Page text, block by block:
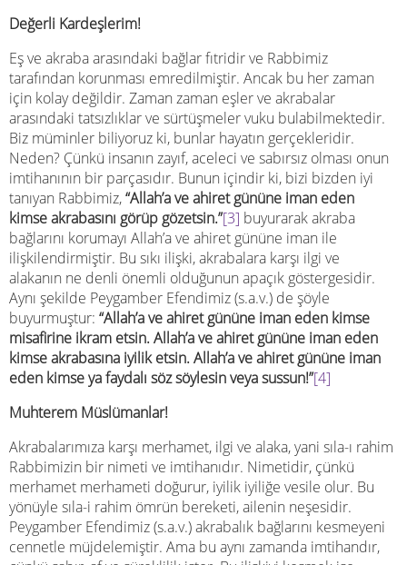
Değerli Kardeşlerim!
Eş ve akraba arasındaki bağlar fıtridir ve Rabbimiz
tarafından korunması emredilmiştir. Ancak bu her zaman
için kolay değildir. Zaman zaman eşler ve akrabalar
arasındaki tatsızlıklar ve sürtüşmeler vuku bulabilmektedir.
Biz müminler biliyoruz ki, bunlar hayatın gerçekleridir.
Neden? Çünkü insanın zayıf, aceleci ve sabırsız olması onun
imtihanının bir parçasıdır. Bunun içindir ki, bizi bizden iyi
tanıyan Rabbimiz,“Allah’a ve ahiret gününe iman eden
kimse akrabasını görüp gözetsin.”[3] buyurarak akraba
bağlarını korumayı Allah’a ve ahiret gününe iman ile
ilişkilendirmiştir. Bu sıkı ilişki, akrabalara karşı ilgi ve
alakanın ne denli önemli olduğunun apaçık göstergesidir.
Aynı şekilde Peygamber Efendimiz (s.a.v.) de şöyle
buyurmuştur: “Allah’a ve ahiret gününe iman eden kimse
misafirine ikram etsin. Allah’a ve ahiret gününe iman eden
kimse akrabasına iyilik etsin. Allah’a ve ahiret gününe iman
eden kimse ya faydalı söz söylesin veya sussun!”[4]
Muhterem Müslümanlar!
Akrabalarımıza karşı merhamet, ilgi ve alaka, yani sıla-ı rahim
Rabbimizin bir nimeti ve imtihanıdır. Nimetidir, çünkü
merhamet merhameti doğurur, iyilik iyiliğe vesile olur. Bu
yönüyle sıla-i rahim ömrün bereketi, ailenin neşesidir.
Peygamber Efendimiz (s.a.v.) akrabalık bağlarını kesmeyeni
cennetle müjdelemiştir. Ama bu aynı zamanda imtihandır,